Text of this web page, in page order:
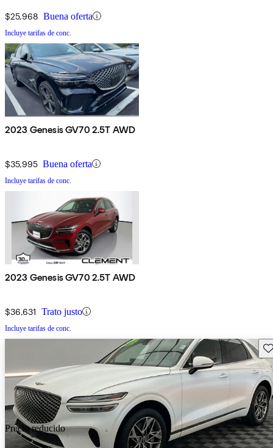
$25,968 Buena oferta
Incluye tarifas de conc.
2023 Genesis GV70 2.5T AWD
$35,995 Buena oferta
Incluye tarifas de conc.
2023 Genesis GV70 2.5T AWD
$36,631 Trato justo
Incluye tarifas de conc.
Precio reducido